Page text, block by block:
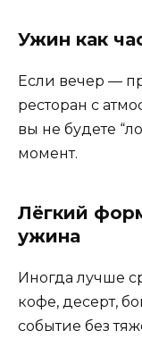
Ужин как
Если вечер —
ресторан с
вы не будете
момент.
Лёгкий
ужина
Иногда лучше
кофе, десерт,
событие без